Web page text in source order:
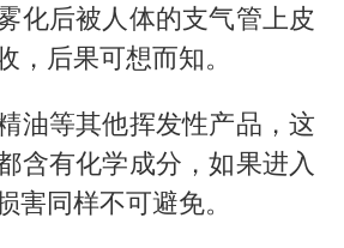
化后被人体的支气管上皮
，后果可想而知。
油等其他挥发性产品，这
含有化学成分，如果进入
害同样不可避免。